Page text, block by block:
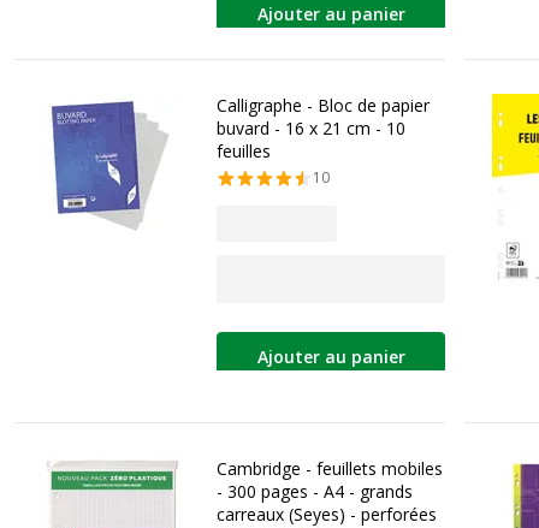
Ajouter au panier
Calligraphe - Bloc de papier
buvard - 16 x 21 cm - 10
feuilles
10
Ajouter au panier
Cambridge - feuillets mobiles
- 300 pages - A4 - grands
carreaux (Seyes) - perforées